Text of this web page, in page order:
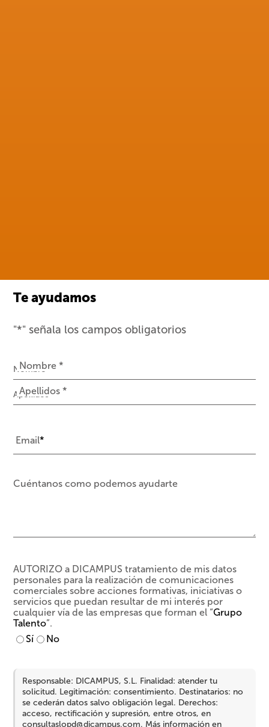
Te ayudamos
"*" señala los campos obligatorios
Nombre *
Nombre *
Apellidos *
Email*
Comentarios*
Cuéntanos como podemos ayudarte
Autorización
comercial
AUTORIZO a DICAMPUS tratamiento de mis datos
personales para la realización de comunicaciones
comerciales sobre acciones formativas, iniciativas o
servicios que puedan resultar de mi interés por
cualquier vía de las empresas que forman el “Grupo
Talento”.
Sí
No
Consentimiento*
Responsable: DICAMPUS, S.L. Finalidad: atender tu
solicitud. Legitimación: consentimiento. Destinatarios: no
se cederán datos salvo obligación legal. Derechos:
acceso, rectificación y supresión, entre otros, en
consultaslopd@dicampus.com. Más información en